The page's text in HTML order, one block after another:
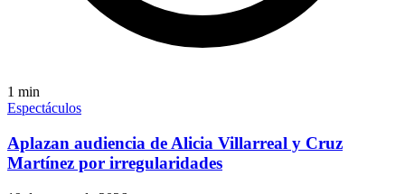
1 min
Espectáculos
Aplazan audiencia de Alicia Villarreal y Cruz
Martínez por irregularidades